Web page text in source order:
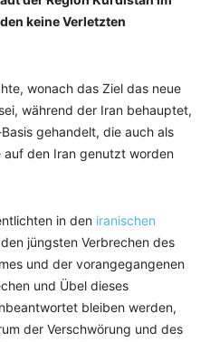
keine Verletzten
wonach das Ziel das neue
während der Iran behauptet,
gehandelt, die auch als
den Iran genutzt worden
in den iranischen
jüngsten Verbrechen des
und der vorangegangenen
und Übel dieses
bleiben werden,
der Verschwörung und des